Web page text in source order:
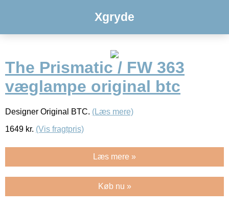
Xgryde
The Prismatic / FW 363
væglampe original btc
Designer Original BTC. (Læs mere)
1649 kr. (Vis fragtpris)
Læs mere »
Køb nu »